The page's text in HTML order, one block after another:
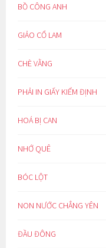
BỒ CÔNG ANH
GIẢO CỔ LAM
CHÈ VẰNG
PHẢI IN GIẤY KIỂM ĐỊNH
HOÁ BỊ CAN
NHỚ QUÊ
BÓC LỘT
NON NƯỚC CHẲNG YÊN
ĐẦU ĐÔNG